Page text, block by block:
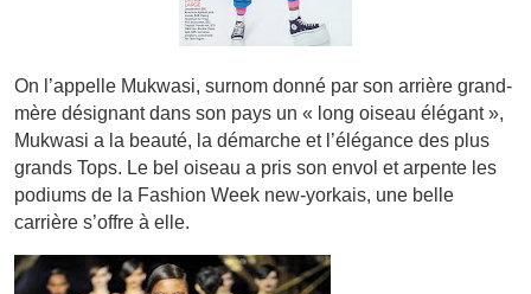
On l’appelle Mukwasi, surnom donné par son arrière grand-
mère désignant dans son pays un « long oiseau élégant »,
Mukwasi a la beauté, la démarche et l’élégance des plus
grands Tops. Le bel oiseau a pris son envol et arpente les
podiums de la Fashion Week new-yorkais, une belle
carrière s’offre à elle.